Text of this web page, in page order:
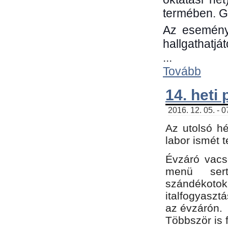
termében.
Az
...
Tovább
14. heti
2016. 12. 05. -
Az utolsó
labor ismét
Évzáró
menü
az évzárón.
Többször is